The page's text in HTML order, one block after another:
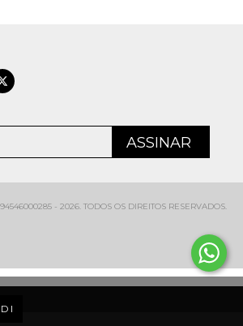
- 2026. TODOS OS DIREITOS RESERVADOS.